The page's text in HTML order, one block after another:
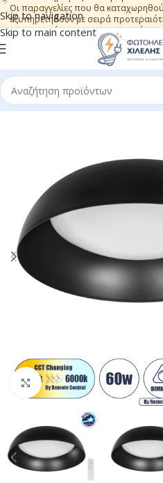
Skip to navigation
Skip to main content
Οι παραγγελίες που θα
εξυπηρετηθούν με σειρά
ευχαριστούμε για την εμπιστοσύνη.
Κλικ για μεγέθυνση